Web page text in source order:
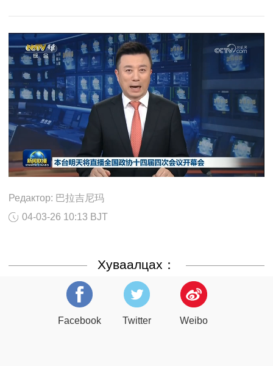
Редактор: 巴拉吉尼玛
04-03-26 10:13 BJT
Хуваалцах：
Facebook Twitter Weibo